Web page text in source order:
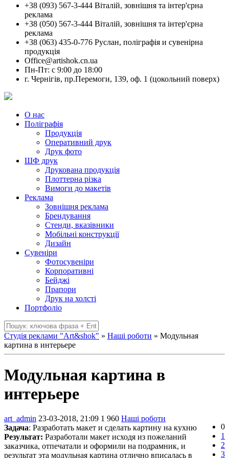
+38 (093) 567-3-444 Віталій, зовнішня та інтер'єрна
реклама
+38 (050) 567-3-444 Віталій, зовнішня та інтер'єрна
реклама
+38 (063) 435-0-776 Руслан, поліграфія и сувенірна
продукція
Office@artishok.cn.ua
Пн-Пт: c 9:00 до 18:00
г. Чернігів, пр.Перемоги, 139, оф. 1 (цокольний поверх)
О нас
Поліграфія
Продукція
Оперативний друк
Друк фото
ШФ друк
Друкована продукція
Плоттерна різка
Вимоги до макетів
Реклама
Зовнішня реклама
Брендування
Стенди, вказівники
Мобільні конструкції
Дизайн
Сувеніри
Фотосувеніри
Корпоративні
Бейджі
Прапори
Друк на холсті
Портфоліо
Студія реклами "Art&shok" » Наші роботи » Модульная
картина в интерьере
Модульная картина в
интерьере
art_admin 23-03-2018, 21:09 1 960 Наші роботи
0
1
2
3
Задача: Разработать макет и сделать картину на кухню
Результат: Разработали макет исходя из пожеланий
заказчика, отпечатали и оформили на подрамник, и
результат эта модульная картина отлично вписалась в